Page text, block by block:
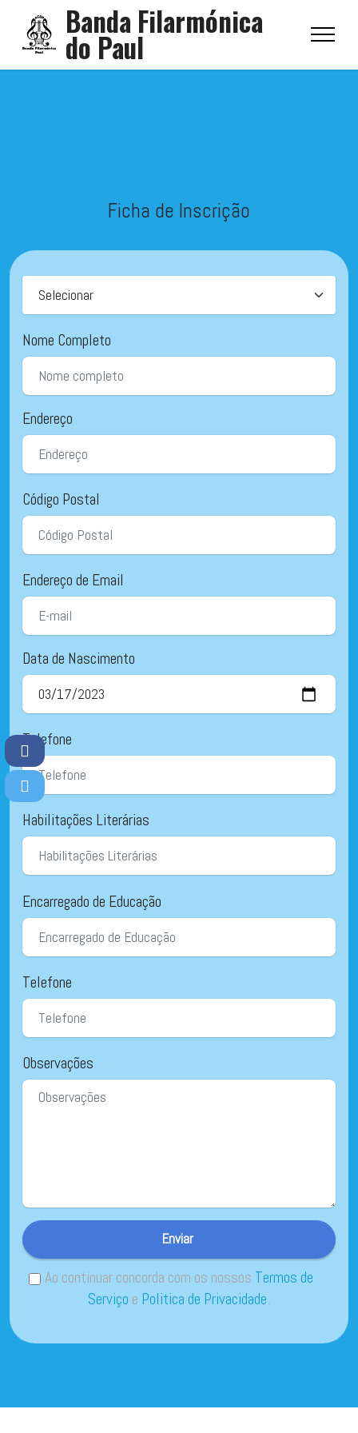
Banda Filarmónica
do Paul
Ficha de Inscrição
Nome Completo
Endereço
Código Postal
Endereço de Email
Data de Nascimento
Telefone
Habilitações Literárias
Encarregado de Educação
Telefone
Observações
Enviar
Ao continuar concorda com os nossos Termos de
Serviço e Politica de Privacidade.